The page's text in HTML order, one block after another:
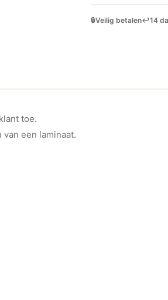
🔒Veilig betalen↩️14
toe.
een laminaat.